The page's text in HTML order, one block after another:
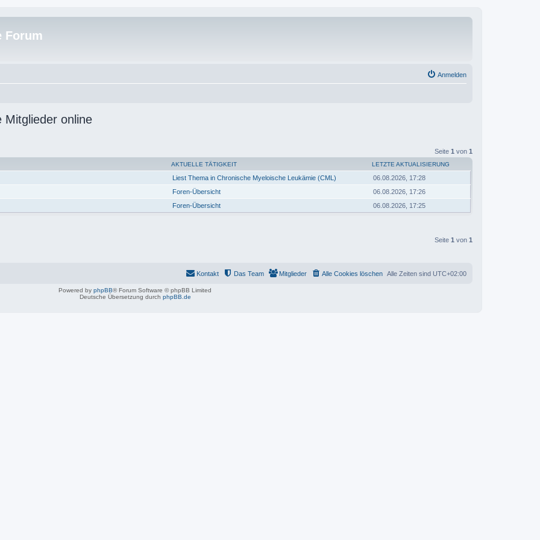
Forum
Anmelden
Mitglieder online
Seite 1 von 1
AKTUELLE TÄTIGKEIT LETZTE AKTUALISIERUNG
Liest Thema in Chronische Myeloische Leukämie (CML)
06.08.2026, 17:28
Foren-Übersicht
06.08.2026, 17:26
Foren-Übersicht 06.08.2026, 17:25
Seite 1 von 1
Alle Zeiten sind UTC+02:00
Alle Cookies löschen
Mitglieder
Das Team
Kontakt
Powered by phpBB® Forum Software © phpBB Limited
Deutsche Übersetzung durch phpBB.de